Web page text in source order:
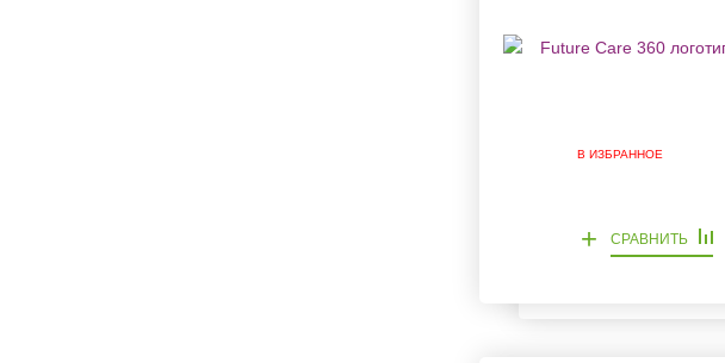
В ИЗБРАННОЕ
+ СРАВНИТЬ